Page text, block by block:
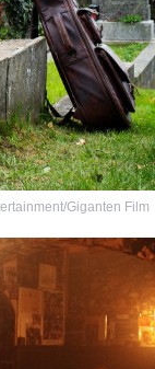
Giganten Film